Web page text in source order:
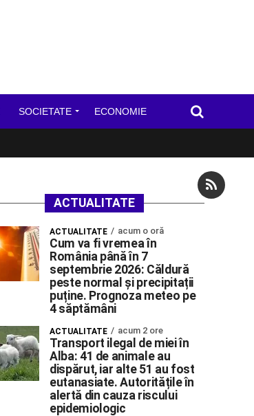
SOCIETATE ECONOMIE
ACTUALITATE
ACTUALITATE acum o oră
Cum va fi vremea în
România până în 7
septembrie 2026: Căldură
peste normal și precipitații
puține. Prognoza meteo pe
4 săptămâni
ACTUALITATE acum 2 ore
Transport ilegal de miei în
Alba: 41 de animale au
dispărut, iar alte 51 au fost
eutanasiate. Autoritățile în
alertă din cauza riscului
epidemiologic